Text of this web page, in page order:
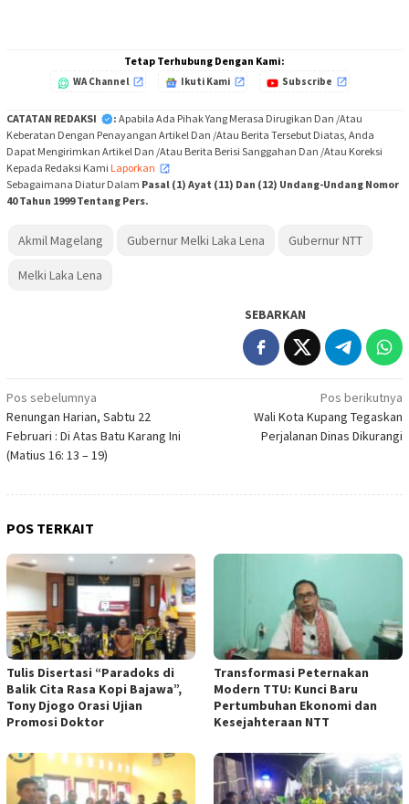
Tetap Terhubung Dengan Kami:
WA Channel Ikuti Kami Subscribe
CATATAN REDAKSI : Apabila Ada Pihak Yang Merasa Dirugikan Dan /Atau
Keberatan Dengan Penayangan Artikel Dan /Atau Berita Tersebut Diatas, Anda
Dapat Mengirimkan Artikel Dan /Atau Berita Berisi Sanggahan Dan /Atau Koreksi
Kepada Redaksi Kami Laporkan
,
Sebagaimana Diatur Dalam Pasal (1) Ayat (11) Dan (12) Undang-Undang Nomor
40 Tahun 1999 Tentang Pers.
Akmil Magelang Gubernur Melki Laka Lena Gubernur NTT
Melki Laka Lena
SEBARKAN
Navigasi
pos
Pos sebelumnya
Renungan Harian, Sabtu 22
Februari : Di Atas Batu Karang Ini
(Matius 16: 13 – 19)
Pos berikutnya
Wali Kota Kupang Tegaskan
Perjalanan Dinas Dikurangi
POS TERKAIT
Tulis Disertasi “Paradoks di
Balik Cita Rasa Kopi Bajawa”,
Tony Djogo Orasi Ujian
Promosi Doktor
Transformasi Peternakan
Modern TTU: Kunci Baru
Pertumbuhan Ekonomi dan
Kesejahteraan NTT